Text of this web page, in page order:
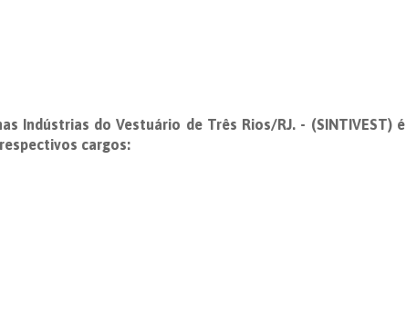
Indústrias do Vestuário de Três Rios/RJ. - (SINTIVEST) é
cargos: